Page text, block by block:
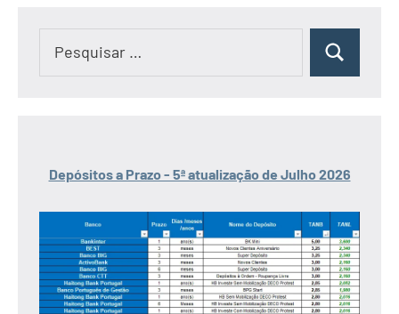
Pesquisar
Depósitos a Prazo - 5ª atualização de Julho 2026